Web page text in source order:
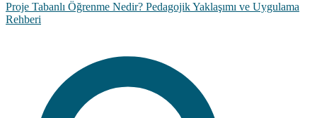
Proje Tabanlı Öğrenme Nedir? Pedagojik Yaklaşımı ve Uygulama
Rehberi